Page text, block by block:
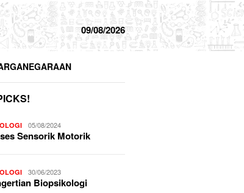
09/08/2026
05/08/2024
Sensorik Motorik
30/06/2023
Biopsikologi